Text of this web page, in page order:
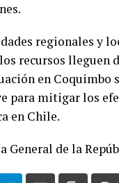
regionales y
recursos lleguen
en Coquimbo
para mitigar los
en Chile.
General de la